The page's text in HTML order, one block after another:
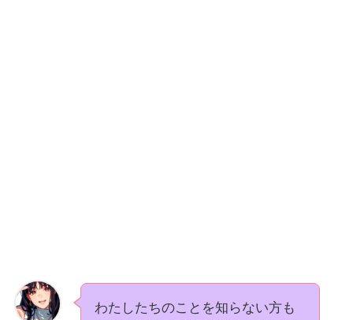
わたしたちのことを知らない方も